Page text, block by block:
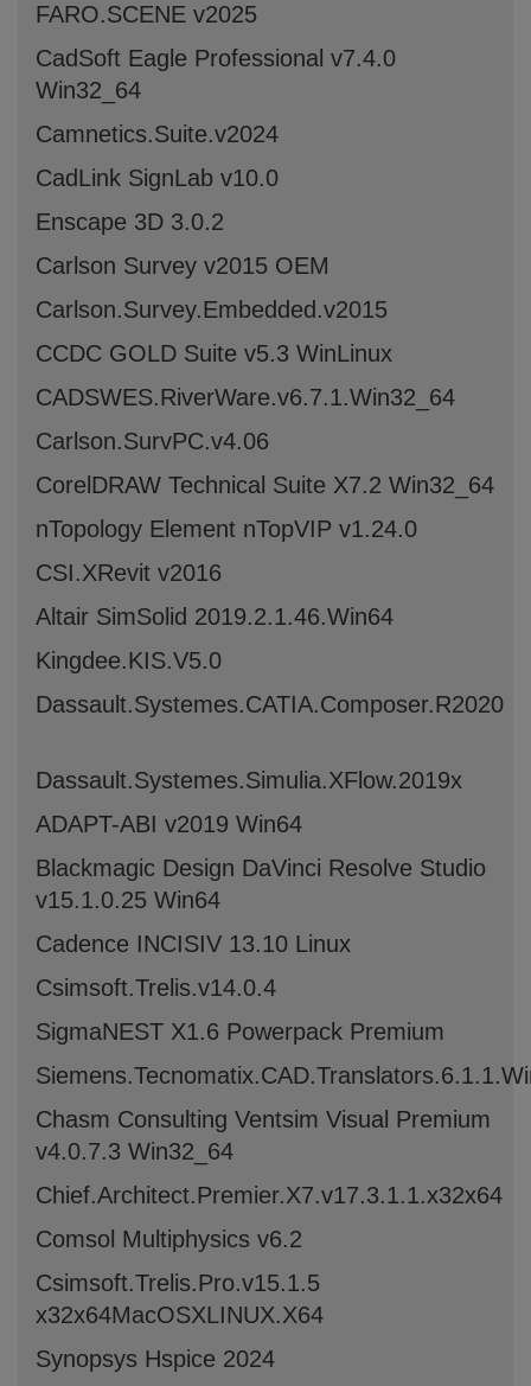
FARO.SCENE v2025
CadSoft Eagle Professional v7.4.0
Win32_64
Camnetics.Suite.v2024
CadLink SignLab v10.0
Enscape 3D 3.0.2
Carlson Survey v2015 OEM
Carlson.Survey.Embedded.v2015
CCDC GOLD Suite v5.3 WinLinux
CADSWES.RiverWare.v6.7.1.Win32_64
Carlson.SurvPC.v4.06
CorelDRAW Technical Suite X7.2 Win32_64
nTopology Element nTopVIP v1.24.0
CSI.XRevit v2016
Altair SimSolid 2019.2.1.46.Win64
Kingdee.KIS.V5.0
Dassault.Systemes.CATIA.Composer.R2020
Dassault.Systemes.Simulia.XFlow.2019x
ADAPT-ABI v2019 Win64
Blackmagic Design DaVinci Resolve Studio
v15.1.0.25 Win64
Cadence INCISIV 13.10 Linux
Csimsoft.Trelis.v14.0.4
SigmaNEST X1.6 Powerpack Premium
Chasm Consulting Ventsim Visual Premium
v4.0.7.3 Win32_64
Chief.Architect.Premier.X7.v17.3.1.1.x32x64
Comsol Multiphysics v6.2
Csimsoft.Trelis.Pro.v15.1.5
x32x64MacOSXLINUX.X64
Synopsys Hspice 2024